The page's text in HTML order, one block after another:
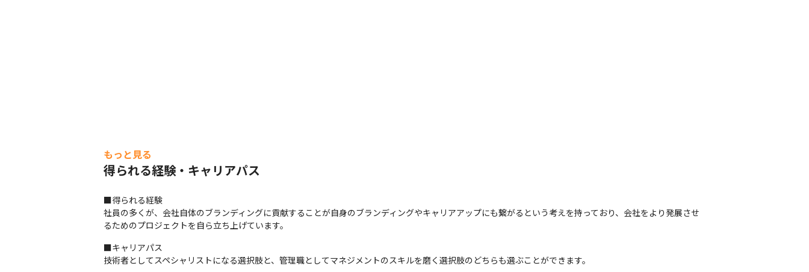
もっと見る
得られる経験・キャリアパス
■得られる経験
社員の多くが、会社自体のブランディングに貢献することが自身のブランディングやキャリアアップにも繋がるという考えを持っており、会社をより発展させ
るためのプロジェクトを自ら立ち上げています。
■キャリアパス
技術者としてスペシャリストになる選択肢と、管理職としてマネジメントのスキルを磨く選択肢のどちらも選ぶことができます。